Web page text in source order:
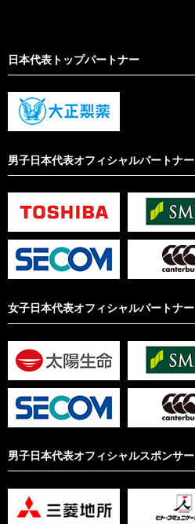
日本代表トップパートナー
男子日本代表オフィシャルパートナー
女子日本代表オフィシャルパートナー
男子日本代表オフィシャルスポンサー